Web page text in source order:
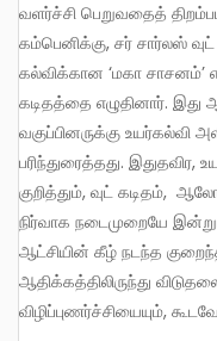
வளர்ச்சி பெறுவதைத்
கம்பெனிக்கு, சர் சார்லஸ்
கல்விக்கான ‘மகா சாசனம்’
கடிதத்தை எழுதினார்.
வகுப்பினருக்கு உயர்கல்வி
பரிந்துரைத்தது. இதுதவிர,
குறித்தும், வுட் கடிதம்,
நிர்வாக நடைமுறையே
ஆட்சியின் கீழ் நடந்த
ஆதிக்கத்திலிருந்து
விழிப்புணர்ச்சியையும்,